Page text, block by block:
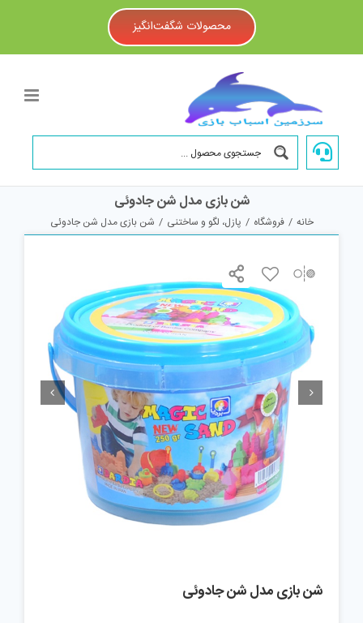
محصولات شگفت‌انگیز
شن بازی مدل شن جادوئی
خانه / فروشگاه / پازل، لگو و ساختنی / شن بازی مدل شن جادوئی
 
شن بازی مدل شن جادوئی